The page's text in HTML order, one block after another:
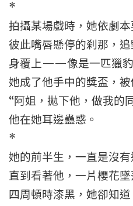
*
拍攝某場戲時，她依劇
彼此嘴唇懸停的刹那，
身覆上——像是一匹獵豹
她成了他手中的獎盃，
“阿姐，拋下他，做我的
他在她耳邊蠱惑。
*
她的前半生，一直是沒有
直到看著他，一片櫻花墜
四周頓時漆黑，她卻知